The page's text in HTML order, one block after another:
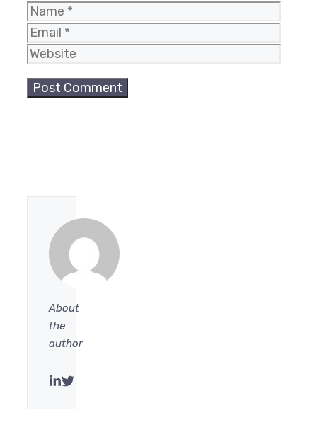
Name
Email
Website
About
the
author